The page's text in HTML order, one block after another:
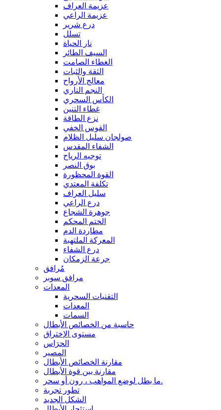
عزيمة العراف
عزيمة الراعي
درع شرير
تسلل
نار الحياة
السيف الطائر
الغطاء الصامت
الثقة والثبات
معالج الأرواح
النجم الناري
الكأس السحري
غطاء التنين
نزع الطاقة
القوس الخفي
صولجان سليل الظلام
الشفاء المقدس
توجيه الرياح
بوق النصر
القوة المحظورة
تكلفة المعتدي
سليل العراف
درع الراعي
جوهرة الشجاع
الختم المحكم
مطاردة الدم
المعركة الملتهبة
درع الشفاء
جرعة الزمكان
مُرافق
مرافق سوبر
المعدات
التقنيات السحرية
المعدات
السمات
حاسبة من الخصائص الأبطال
مستوى الإختراق
الحرَاس
المصير
مقارنة الخصائص الأبطال
مقارنة بين قوة الأبطال
ما بطل لوضع المواهب ، رون أو سحر.
تطور تجربة
الشكل الجديد